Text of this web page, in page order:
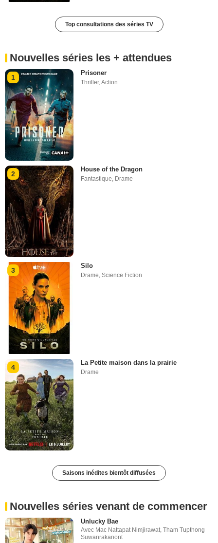
Top consultations des séries TV
Nouvelles séries les + attendues
1
Prisoner
Thriller,Action
2
House of the Dragon
Fantastique, Drame
3
Silo
Drame,Science Fiction
4
La Petite maison dans la prairie
Drame
Saisons inédites bientôt diffusées
Nouvelles séries venant de commencer
Unlucky Bae
Avec Mac Nattapat Nimjirawat,Tham Tupthong
Suwanrakanont